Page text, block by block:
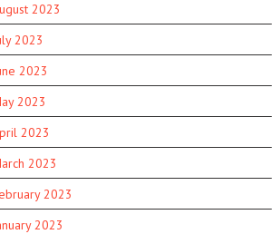
2023
2023
2023
2023
2023
2023
2023
2023